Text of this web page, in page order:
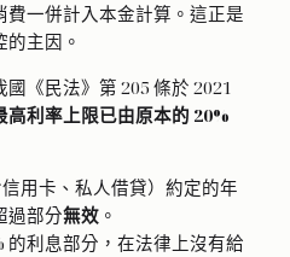
一併計入本金計算。這正是
主因。
《民法》第 205 條於 2021
高利率上限已由原本的 20%
用卡、私人借貸）約定的年
過部分無效。
的利息部分，在法律上沒有給